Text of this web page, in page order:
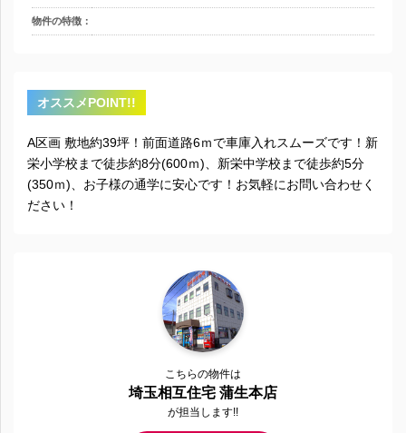
物件の特徴：
オススメPOINT!!
A区画 敷地約39坪！前面道路6ｍで車庫入れスムーズです！新
栄小学校まで徒歩約8分(600ｍ)、新栄中学校まで徒歩約5分
(350ｍ)、お子様の通学に安心です！お気軽にお問い合わせく
ださい！
こちらの物件は
埼玉相互住宅 蒲生本店
が担当します!!